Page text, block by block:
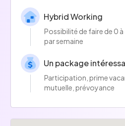
Hybrid Working
Possibilité de faire de 0
par semaine
Un package
Participation, prime
mutuelle, prévoyance
Salle de sport